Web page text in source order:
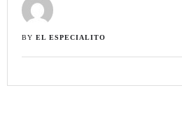
BY EL ESPECIALITO